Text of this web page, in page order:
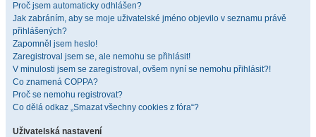
Proč jsem automaticky odhlášen?
Jak zabráním, aby se moje uživatelské jméno objevilo v seznamu právě
přihlášených?
Zapomněl jsem heslo!
Zaregistroval jsem se, ale nemohu se přihlásit!
V minulosti jsem se zaregistroval, ovšem nyní se nemohu přihlásit?!
Co znamená COPPA?
Proč se nemohu registrovat?
Co dělá odkaz „Smazat všechny cookies z fóra“?
Uživatelská nastavení